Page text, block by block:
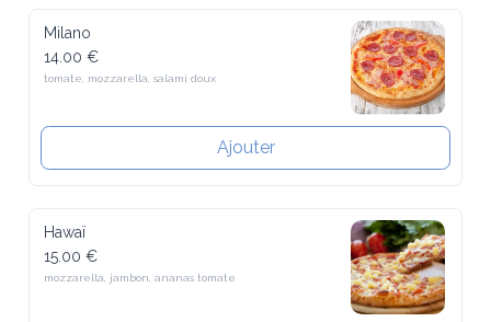
Milano
14.00 €
tomate, mozzarella, salami doux
Ajouter
Hawaï
15.00 €
mozzarella, jambon, ananas tomate